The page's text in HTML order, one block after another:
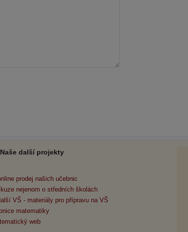
Naše další projekty
prodej našich učebnic
nejenom o středních školách
VŠ - materiály pro přípravu na VŠ
matematiky
web